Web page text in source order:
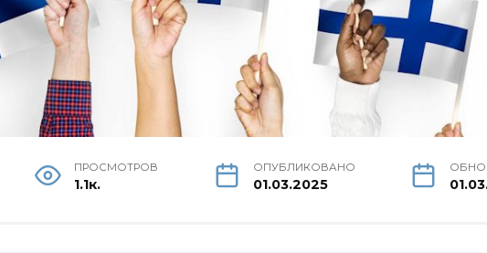
ПРОСМОТРОВ
1.1к.
ОПУБЛИКОВАНО
01.03.2025